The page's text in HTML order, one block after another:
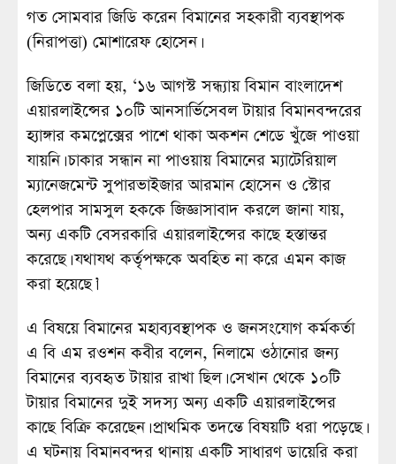
গত সোমবার জিডি করেন বিমানের সহকারী ব্যবস্থাপক
(নিরাপত্তা) মোশারেফ হোসেন।
জিডিতে বলা হয়, ‘১৬ আগস্ট সন্ধ্যায় বিমান বাংলাদেশ
এয়ারলাইন্সের ১০টি আনসার্ভিসেবল টায়ার বিমানবন্দরের
হ্যাঙ্গার কমপ্লেক্সের পাশে থাকা অকশন শেডে খুঁজে পাওয়া
যায়নি। চাকার সন্ধান না পাওয়ায় বিমানের ম্যাটেরিয়াল
ম্যানেজমেন্ট সুপারভাইজার আরমান হোসেন ও স্টোর
হেলপার সামসুল হককে জিজ্ঞাসাবাদ করলে জানা যায়,
অন্য একটি বেসরকারি এয়ারলাইন্সের কাছে হস্তান্তর
করেছে। যথাযথ কর্তৃপক্ষকে অবহিত না করে এমন কাজ
করা হয়েছে।’
এ বিষয়ে বিমানের মহাব্যবস্থাপক ও জনসংযোগ কর্মকর্তা
এ বি এম রওশন কবীর বলেন, নিলামে ওঠানোর জন্য
বিমানের ব্যবহৃত টায়ার রাখা ছিল। সেখান থেকে ১০টি
টায়ার বিমানের দুই সদস্য অন্য একটি এয়ারলাইন্সের
কাছে বিক্রি করেছেন। প্রাথমিক তদন্তে বিষয়টি ধরা পড়েছে।
এ ঘটনায় বিমানবন্দর থানায় একটি সাধারণ ডায়েরি করা